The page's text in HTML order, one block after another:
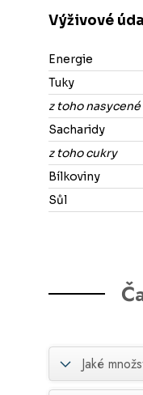
Výživové
Energie
Tuky
z toho
Sacharidy
z toho cukry
Bílkoviny
Sůl
Jaké